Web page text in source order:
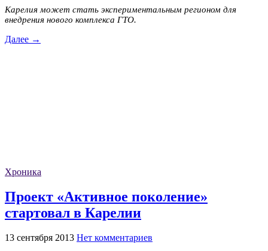
Карелия может стать экспериментальным регионом для
внедрения нового комплекса ГТО.
Далее →
Хроника
Проект «Активное поколение»
стартовал в Карелии
13 сентября 2013 Нет комментариев